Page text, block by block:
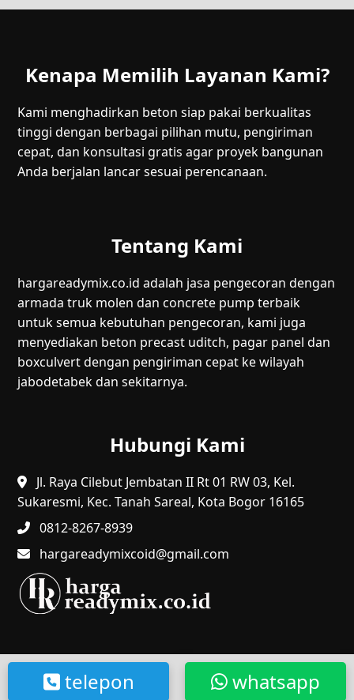
Kenapa Memilih Layanan Kami?
Kami menghadirkan beton siap pakai berkualitas
tinggi dengan berbagai pilihan mutu, pengiriman
cepat, dan konsultasi gratis agar proyek bangunan
Anda berjalan lancar sesuai perencanaan.
Tentang Kami
hargareadymix.co.id adalah jasa pengecoran dengan
armada truk molen dan concrete pump terbaik
untuk semua kebutuhan pengecoran, kami juga
menyediakan beton precast uditch, pagar panel dan
boxculvert dengan pengiriman cepat ke wilayah
jabodetabek dan sekitarnya.
Hubungi Kami
Jl. Raya Cilebut Jembatan II Rt 01 RW 03, Kel.
Sukaresmi, Kec. Tanah Sareal, Kota Bogor 16165
0812-8267-8939
hargareadymixcoid@gmail.com
@2024 HR. Hak Cipta Dilindungi.
whatsapp
telepon